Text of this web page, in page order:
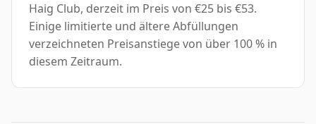
Haig Club, derzeit im Preis von €25 bis €53.
Einige limitierte und ältere Abfüllungen
verzeichneten Preisanstiege von über 100 % in
diesem Zeitraum.